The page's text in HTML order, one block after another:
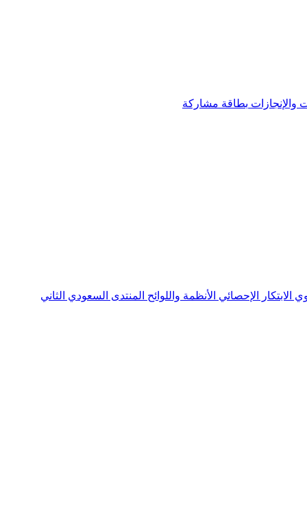
والإنجازات بطاقة مشاركة
الابتكار الإحصائي الأنظمة واللوائح المنتدى السعودي الثاني